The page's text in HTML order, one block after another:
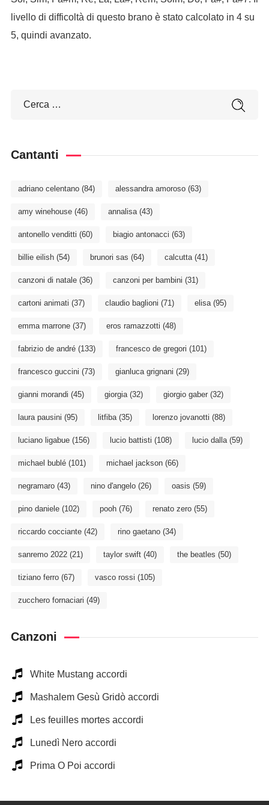
livello di difficoltà di questo brano è stato calcolato in 4 su
5, quindi avanzato.
Cantanti
adriano celentano(84) alessandra amoroso(63)
amy winehouse(46) annalisa(43)
antonello venditti (60) biagio antonacci (63)
billie eilish(54) brunori sas (64) calcutta(41)
canzoni di natale(36) canzoni per bambini (31)
cartoni animati (37) claudio baglioni (71) elisa(95)
emma marrone(37) eros ramazzotti (48)
fabrizio de andré(133) francesco de gregori (101)
francesco guccini (73) gianluca grignani (29)
gianni morandi (45) giorgia(32) giorgio gaber(32)
laura pausini (95) litfiba(35) lorenzo jovanotti (88)
luciano ligabue(156) lucio battisti (108) lucio dalla(59)
michael bublé(101) michael jackson(66)
negramaro(43) nino d'angelo(26) oasis (59)
pino daniele(102) pooh(76) renato zero(55)
riccardo cocciante(42) rino gaetano(34)
sanremo 2022(21) taylor swift(40) the beatles (50)
tiziano ferro(67) vasco rossi (105)
zucchero fornaciari (49)
Canzoni
White Mustang accordi
Mashalem Gesù Gridò accordi
Les feuilles mortes accordi
Lunedì Nero accordi
Prima O Poi accordi